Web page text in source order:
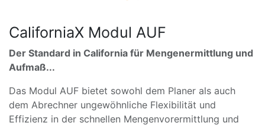
CaliforniaX Modul AUF
Der Standard in California für Mengenermittlung und
Aufmaß...
Das Modul AUF bietet sowohl dem Planer als auch
dem Abrechner ungewöhnliche Flexibilität und
Effizienz in der schnellen Mengenvorermittlung und